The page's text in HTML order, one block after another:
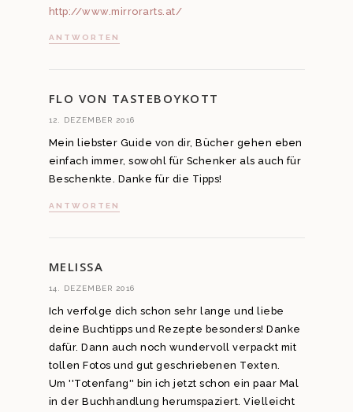
http://www.mirrorarts.at/
ANTWORTEN
FLO VON TASTEBOYKOTT
12. DEZEMBER 2016
Mein liebster Guide von dir, Bücher gehen eben
einfach immer, sowohl für Schenker als auch für
Beschenkte. Danke für die Tipps!
ANTWORTEN
MELISSA
14. DEZEMBER 2016
Ich verfolge dich schon sehr lange und liebe
deine Buchtipps und Rezepte besonders! Danke
dafür. Dann auch noch wundervoll verpackt mit
tollen Fotos und gut geschriebenen Texten.
Um ''Totenfang'' bin ich jetzt schon ein paar Mal
in der Buchhandlung herumspaziert. Vielleicht